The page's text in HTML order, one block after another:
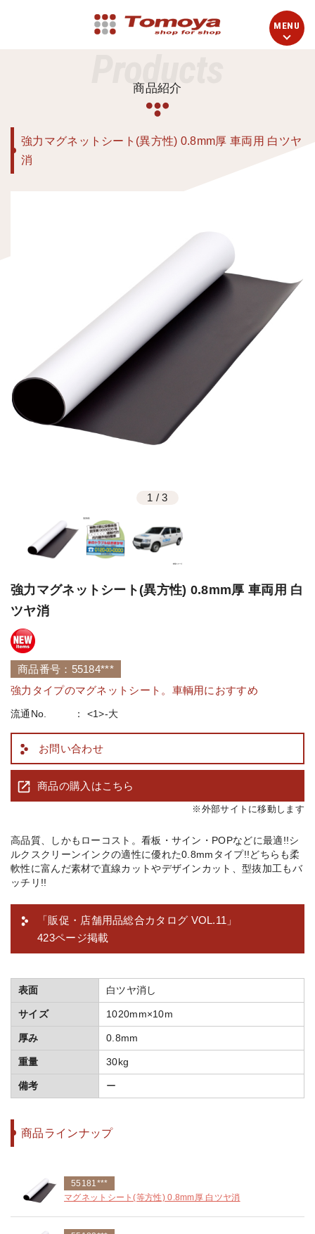
Products
商品紹介
強力マグネットシート(異方性) 0.8mm厚 車両用 白ツヤ
消
1 /3
強力マグネットシート(異方性) 0.8mm厚 車両用 白
ツヤ消
商品番号：55184***
強力タイプのマグネットシート。車輌用におすすめ
流通No. <1>-大
お問い合わせ
商品の購入はこちら
※外部サイトに移動します
高品質、しかもローコスト。看板・サイン・POPなどに最適!!シ
ルクスクリーンインクの適性に優れた0.8mmタイプ!!どちらも柔
軟性に富んだ素材で直線カットやデザインカット、型抜加工もバ
ッチリ!!
「販促・店舗用品総合カタログ VOL.11」
423ページ掲載
表面 白ツヤ消し
サイズ 1020mm×10m
厚み 0.8mm
重量 30kg
備考 ー
商品ラインナップ
55181***
マグネットシート(等方性) 0.8mm厚 白ツヤ消